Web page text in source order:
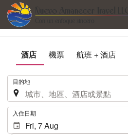
酒店 機票 航班 + 酒店
. 目的地
. 入住日期